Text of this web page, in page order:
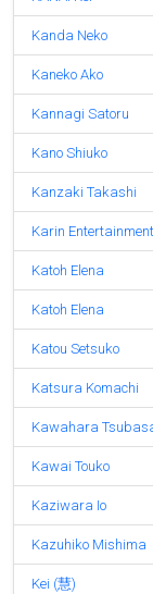
Kanda Neko
Kaneko Ako
Kannagi Satoru
Kano Shiuko
Kanzaki Takashi
Karin Entertainment
Katoh Elena
Katoh Elena
Katou Setsuko
Katsura Komachi
Kawahara
Kawai Touko
Kaziwara Io
Kazuhiko Mishima
Kei (慧)